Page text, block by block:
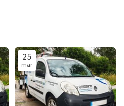
25
mar